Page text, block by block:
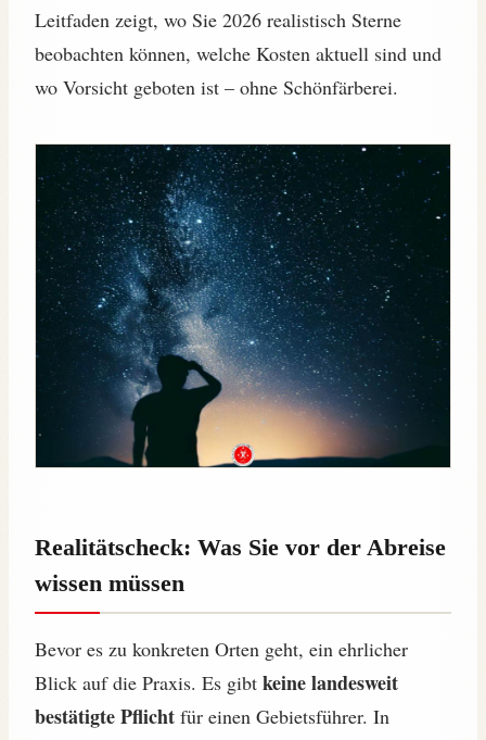
Leitfaden zeigt, wo Sie 2026 realistisch Sterne
beobachten können, welche Kosten aktuell sind und
wo Vorsicht geboten ist – ohne Schönfärberei.
Realitätscheck: Was Sie vor der Abreise
wissen müssen
Bevor es zu konkreten Orten geht, ein ehrlicher
Blick auf die Praxis. Es gibt keine landesweit
bestätigte Pflicht für einen Gebietsführer. In